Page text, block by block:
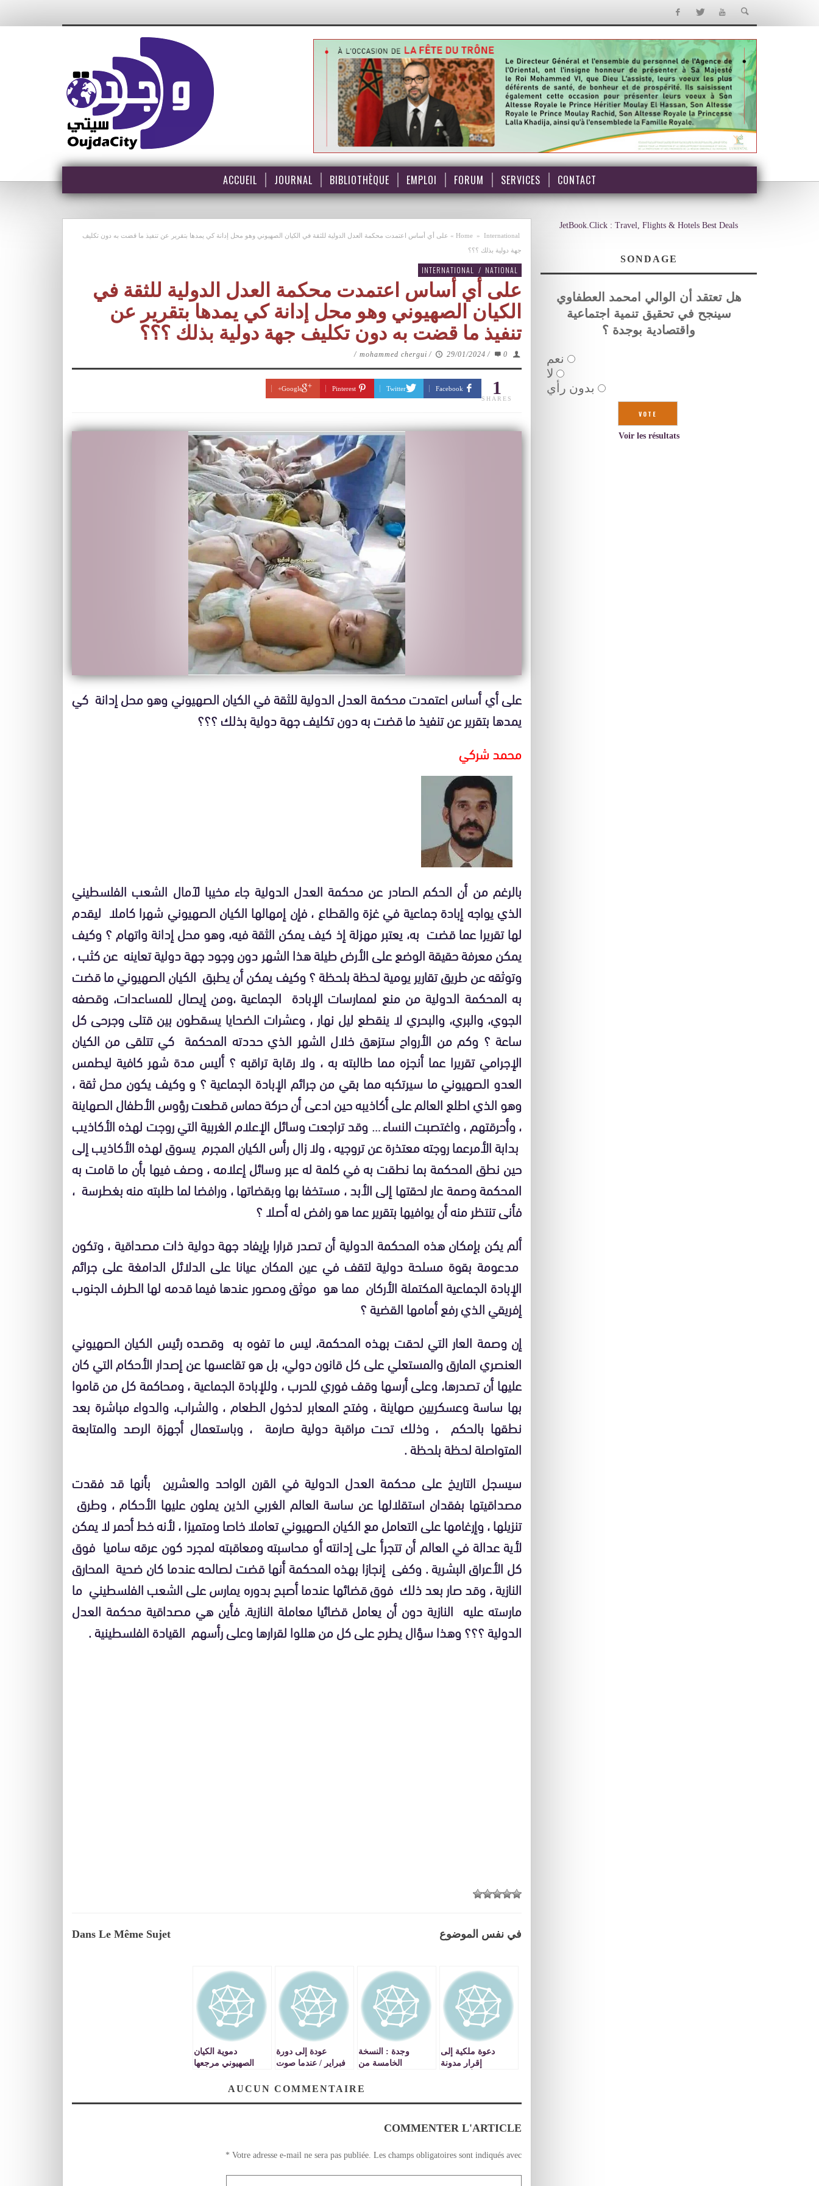
ACCUEIL JOURNAL BIBLIOTHÈQUE EMPLOI FORUM SERVICES CONTACT
Home » International
» على أي أساس اعتمدت محكمة العدل الدولية للثقة في الكيان الصهيوني وهو محل إدانة كي يمدها بتقرير عن تنفيذ ما قضت به دون تكليف
جهة دولية بذلك ؟؟؟
INTERNATIONAL / NATIONAL
على أي أساس اعتمدت محكمة العدل الدولية للثقة في
الكيان الصهيوني وهو محل إدانة كي يمدها بتقرير عن
تنفيذ ما قضت به دون تكليف جهة دولية بذلك ؟؟؟
mohammed chergui / 29/01/2024 / 0
/
1
SHARES
Facebook
Twitter
Pinterest
Google+
على أي أساس اعتمدت محكمة العدل الدولية للثقة في الكيان الصهيوني وهو محل إدانة كي
يمدها بتقرير عن تنفيذ ما قضت به دون تكليف جهة دولية بذلك ؟؟؟
محمد شركي
بالرغم من أن الحكم الصادر عن محكمة العدل الدولية جاء مخيبا لآمال الشعب الفلسطيني
الذي يواجه إبادة جماعية في غزة والقطاع ، فإن إمهالها الكيان الصهيوني شهرا كاملا ليقدم
لها تقريرا عما قضت به، يعتبر مهزلة إذ كيف يمكن الثقة فيه، وهو محل إدانة واتهام ؟ وكيف
يمكن معرفة حقيقة الوضع على الأرض طيلة هذا الشهر دون وجود جهة دولية تعاينه عن كثب ،
وتوثقه عن طريق تقارير يومية لحظة بلحظة ؟ وكيف يمكن أن يطبق الكيان الصهيوني ما قضت
به المحكمة الدولية من منع لممارسات الإبادة الجماعية ،ومن إيصال للمساعدات، وقصفه
الجوي، والبري، والبحري لا ينقطع ليل نهار ، وعشرات الضحايا يسقطون بين قتلى وجرحى كل
ساعة ؟ وكم من الأرواح ستزهق خلال الشهر الذي حددته المحكمة كي تتلقى من الكيان
الإجرامي تقريرا عما أنجزه مما طالبته به ، ولا رقابة تراقبه ؟ أليس مدة شهر كافية ليطمس
العدو الصهيوني ما سيرتكبه مما بقي من جرائم الإبادة الجماعية ؟ و وكيف يكون محل ثقة ،
وهو الذي اطلع العالم على أكاذيبه حين ادعى أن حركة حماس قطعت رؤوس الأطفال الصهاينة
، وأحرقتهم ، واغتصبت النساء … وقد تراجعت وسائل الإعلام الغربية التي روجت لهذه الأكاذيب
بدابة الأمرعما روجته معتذرة عن تروجيه ، ولا زال رأس الكيان المجرم يسوق لهذه الأكاذيب إلى
حين نطق المحكمة بما نطقت به في كلمة له عبر وسائل إعلامه ، وصف فيها بأن ما قامت به
المحكمة وصمة عار لحقتها إلى الأبد ، مستخفا بها وبقضاتها ، ورافضا لما طلبته منه بغطرسة ،
فأنى تنتظر منه أن يوافيها بتقرير عما هو رافض له أصلا ؟
ألم يكن بإمكان هذه المحكمة الدولية أن تصدر قرارا بإيفاد جهة دولية ذات مصداقية ، وتكون
مدعومة بقوة مسلحة دولية لتقف في عين المكان عيانا على الدلائل الدامغة على جرائم
الإبادة الجماعية المكتملة الأركان مما هو موثق ومصور عندها فيما قدمه لها الطرف الجنوب
إفريقي الذي رفع أمامها القضية ؟
إن وصمة العار التي لحقت بهذه المحكمة، ليس ما تفوه به وقصده رئيس الكيان الصهيوني
العنصري المارق والمستعلي على كل قانون دولي، بل هو تقاعسها عن إصدار الأحكام التي كان
عليها أن تصدرها، وعلى أرسها وقف فوري للحرب ، وللإبادة الجماعية ، ومحاكمة كل من قاموا
بها ساسة وعسكريين صهاينة ، وفتح المعابر لدخول الطعام ، والشراب، والدواء مباشرة بعد
نطقها بالحكم ، وذلك تحت مراقبة دولية صارمة ، وباستعمال أجهزة الرصد والمتابعة
المتواصلة لحظة بلحظة .
سيسجل التاريخ على محكمة العدل الدولية في القرن الواحد والعشرين بأنها قد فقدت
مصداقيتها بفقدان استقلالها عن ساسة العالم الغربي الذين يملون عليها الأحكام ، وطرق
تنزيلها ، وإرغامها على التعامل مع الكيان الصهيوني تعاملا خاصا ومتميزا ، لأنه خط أحمر لا يمكن
لأية عدالة في العالم أن تتجرأ على إدانته أو محاسبته ومعاقبته لمجرد كون عرقه ساميا فوق
كل الأعراق البشرية . وكفى إنجازا بهذه المحكمة أنها قضت لصالحه عندما كان ضحية المحارق
النازية ، وقد صار بعد ذلك فوق قضائها عندما أصبح بدوره يمارس على الشعب الفلسطيني ما
مارسته عليه النازية دون أن يعامل قضائيا معاملة النازية. فأين هي مصداقية محكمة العدل
الدولية ؟؟؟ وهذا سؤال يطرح على كل من هللوا لقرارها وعلى رأسهم القيادة الفلسطينية .
Dans Le Même Sujet في نفس الموضوع
دعوة ملكية إلى
إقرار مدونة
وجدة : النسخة
الخامسة من
للراي/ بلاغ صحفي
عودة إلى دورة
فبراير / عندما صوت
دموية الكيان
الصهيوني مرجعها
محرضة على سفكAUCUN COMMENTAIRE
COMMENTER L'ARTICLE
Votre adresse e-mail ne sera pas publiée. Les champs obligatoires sont indiqués avec
*
JetBook.Click : Travel, Flights & Hotels Best Deals
SONDAGE
هل تعتقد أن الوالي امحمد العطفاوي
سينجح في تحقيق تنمية اجتماعية
واقتصادية بوجدة ؟
نعم
لا
بدون رأي
Voir les résultats